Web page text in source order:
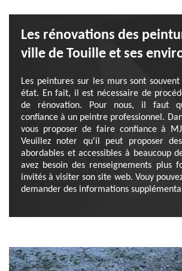
Les rénovations des
ville de Touille et ses
Les peintures sur les murs sont
état. En fait, il est nécessaire de
de rénovation. Pour nous, il faut
confiance à un peintre professionnel.
vous proposer de faire confiance à
Veuillez noter qu'il peut proposer
abordables et accessibles à beaucoup
avez besoin des renseignements plus
invités à visiter son site web. Vouy
demander des informations